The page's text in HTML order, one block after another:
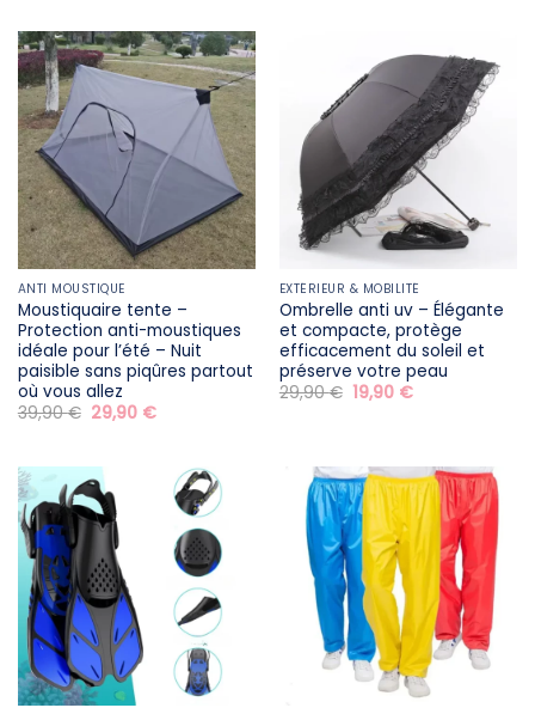
39,90 €
ANTI MOUSTIQUE
Moustiquaire tente –
Protection anti-moustiques
idéale pour l’été – Nuit
paisible sans piqûres partout
où vous allez
39,90€ Le
prix
39,90 €.
29,90 €Le
29,90 €.
EXTÉRIEUR & MOBILITÉ
Ombrelle anti uv – Élégante
et compacte, protège
efficacement du soleil et
préserve votre peau
29,90€ Le
prix
19,90 €Le